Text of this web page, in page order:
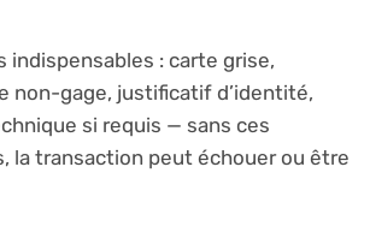
indispensables : carte grise,
non-gage, justificatif d’identité,
si requis — sans ces
la transaction peut échouer ou être